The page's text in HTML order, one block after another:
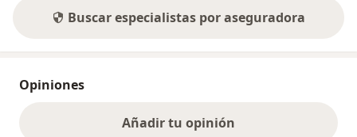
Buscar especialistas por aseguradora
Opiniones
Añadir tu opinión